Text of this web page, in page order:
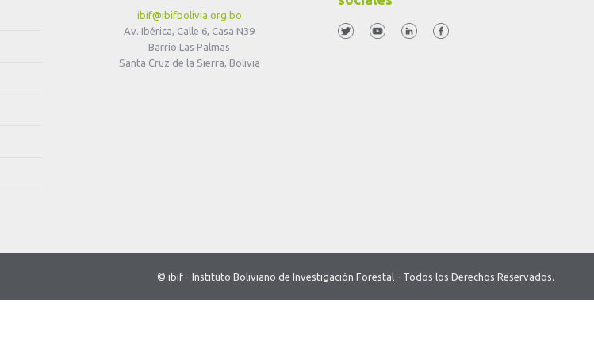
ibif@ibifbolivia.org.bo
Av. Ibérica, Calle 6, Casa N39
Barrio Las Palmas
Santa Cruz de la Sierra, Bolivia
© ibif - Instituto Boliviano de Investigación Forestal - Todos los Derechos Reservados.